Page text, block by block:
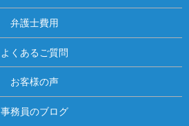
弁護士費用
よくあるご質問
お客様の声
事務員のブログ